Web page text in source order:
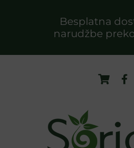
Besplatna
narudžbe